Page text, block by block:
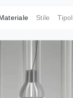
Stile